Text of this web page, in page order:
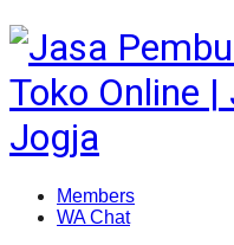
Members
WA Chat